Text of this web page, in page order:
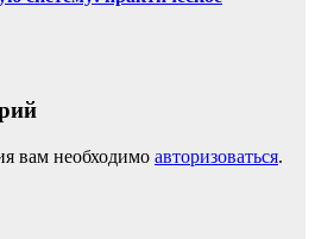
вам необходимо авторизоваться.